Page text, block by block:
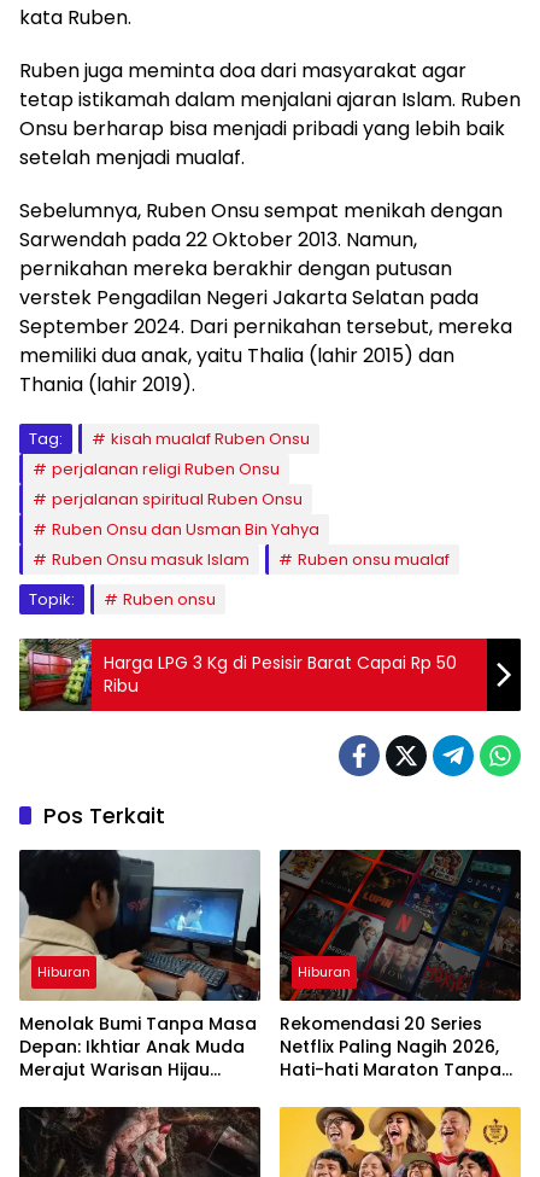
kata Ruben.
Ruben juga meminta doa dari masyarakat agar
tetap istikamah dalam menjalani ajaran Islam. Ruben
Onsu berharap bisa menjadi pribadi yang lebih baik
setelah menjadi mualaf.
Sebelumnya, Ruben Onsu sempat menikah dengan
Sarwendah pada 22 Oktober 2013. Namun,
pernikahan mereka berakhir dengan putusan
verstek Pengadilan Negeri Jakarta Selatan pada
September 2024. Dari pernikahan tersebut, mereka
memiliki dua anak, yaitu Thalia (lahir 2015) dan
Thania (lahir 2019).
Tag:
kisah mualaf Ruben Onsu
perjalanan religi Ruben Onsu
perjalanan spiritual Ruben Onsu
Ruben Onsu dan Usman Bin Yahya
Ruben Onsu masuk Islam
Ruben onsu mualaf
Topik:
Ruben onsu
Harga LPG 3 Kg di Pesisir Barat Capai Rp 50
Ribu
Pos Terkait
Hiburan
Menolak Bumi Tanpa Masa
Depan: Ikhtiar Anak Muda
Merajut Warisan Hijau
Hiburan
Rekomendasi 20 Series
Netflix Paling Nagih 2026,
Hati-hati Maraton Tanpa